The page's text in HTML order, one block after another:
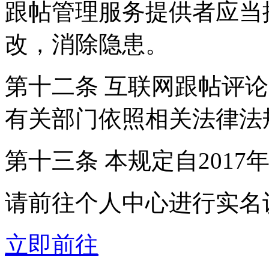
跟帖管理服务提供者应
改，消除隐患。
第十二条 互联网跟帖评
有关部门依照相关法律
第十三条 本规定自2017
请前往个人中心进行实名
立即前往